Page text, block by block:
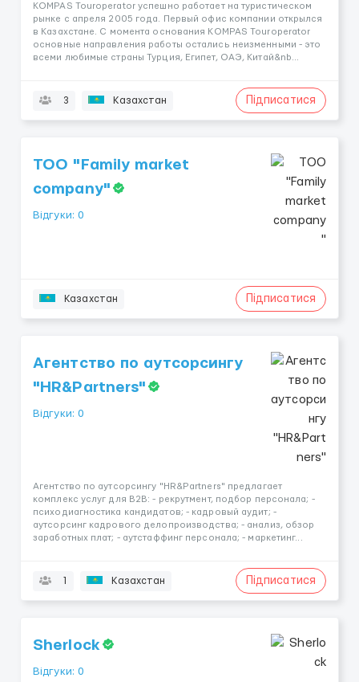
KOMPAS Touroperator успешно работает на туристическом
рынке с апреля 2005 года. Первый офис компании открылся
в Казахстане. С момента основания KOMPAS Touroperator
основные направления работы остались неизменными - это
всеми любимые страны Турция, Египет, ОАЭ, Китай&nb...
3 Казахстан Підписатися
ТОО "Family market
company"
Відгуки: 0
Казахстан Підписатися
Агентство по аутсорсингу
"HR&Partners"
Відгуки: 0
Агентство по аутсорсингу "HR&Partners" предлагает
комплекс услуг для В2В: - рекрутмент, подбор персонала; -
психодиагностика кандидатов; - кадровый аудит; -
аутсорсинг кадрового делопроизводства; - анализ, обзор
заработных плат; - аутстаффинг персонала; - маркетинг...
1 Казахстан Підписатися
Sherlock
Відгуки: 0